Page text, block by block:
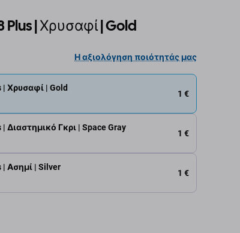
Plus | Χρυσαφί | Gold
Η αξιολόγηση ποιότητάς μας
Διαστημικό Γκρι | Space Gray
1 €
| Ασημί | Silver
1 €
| Χρυσαφί | Gold
1 €